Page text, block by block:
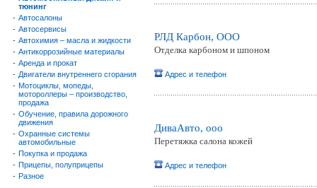
тюнинг
- Автосалоны
- Автосервисы
- Автохимия – масла и жидкости
- Антикоррозийные материалы
- Аренда и прокат
- Двигатели внутреннего сгорания
- Мотоциклы, мопеды,
мотороллеры – производство,
продажа
- Обучение, правила дорожного
движения
- Охранные системы
автомобильные
- Покупка и продажа
- Прицепы, полуприцепы
- Разное
РЛД Карбон, ООО
Отделка карбоном и шпоном
Адрес и телефон
ДиваАвто, ооо
Перетяжка салона кожей
Адрес и телефон